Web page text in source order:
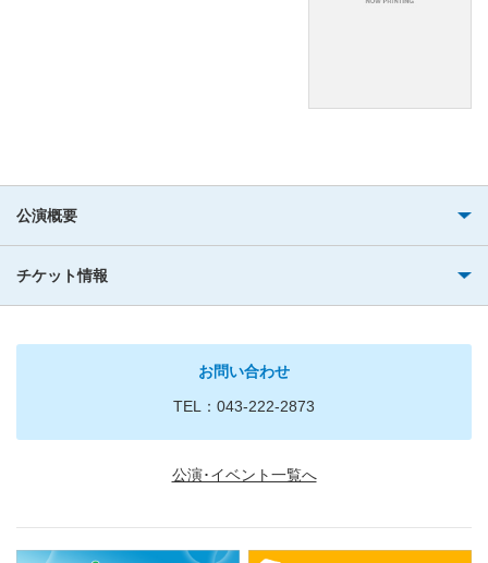
公演概要
チケット情報
お問い合わせ
TEL：043-222-2873
公演･イベント一覧へ